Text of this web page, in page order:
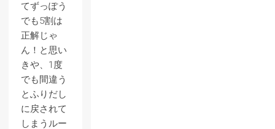
てずっぽう
でも5割は
正解じゃ
ん！と思い
きや、1度
でも間違う
とふりだし
に戻されて
しまうルー